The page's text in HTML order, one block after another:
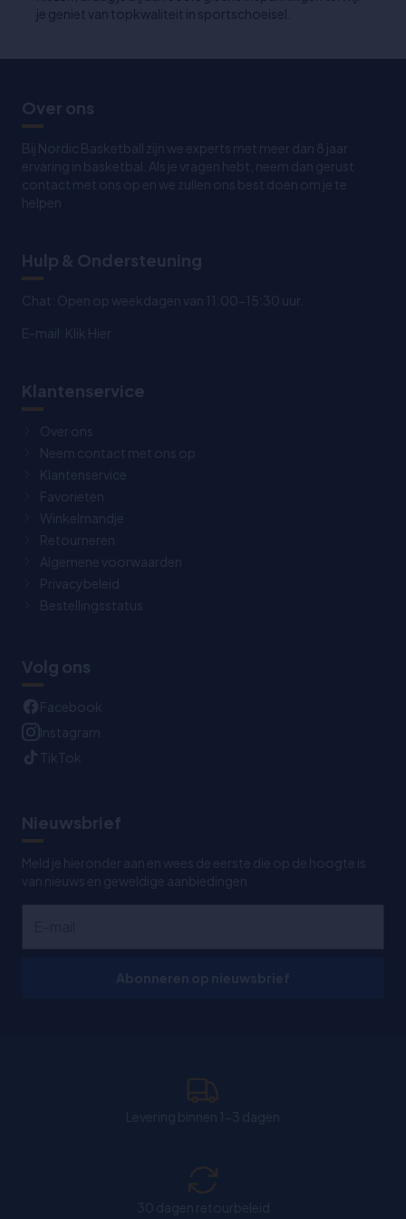
je geniet van topkwaliteit in sportschoeisel.
Over ons
Bij Nordic Basketball zijn we experts met meer dan 8 jaar
ervaring in basketbal. Als je vragen hebt, neem dan gerust
contact met ons op en we zullen ons best doen om je te
helpen
Hulp & Ondersteuning
Chat: Open op weekdagen van 11:00-15:30 uur.
E-mail: Klik Hier
Klantenservice
Over ons
Neem contact met ons op
Klantenservice
Favorieten
Winkelmandje
Retourneren
Algemene voorwaarden
Privacybeleid
Bestellingsstatus
Volg ons
Facebook
Instagram
TikTok
Nieuwsbrief
Meld je hieronder aan en wees de eerste die op de hoogte is
van nieuws en geweldige aanbiedingen